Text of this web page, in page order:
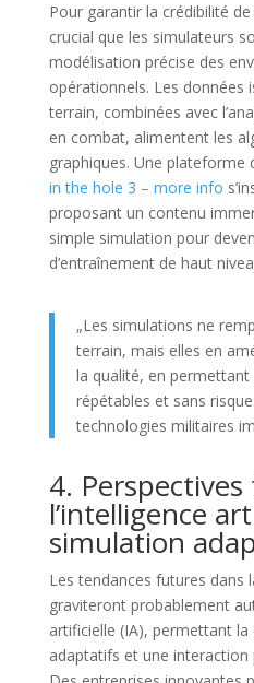
Pour garantir la crédibilité
crucial que les simulateurs
modélisation précise des
opérationnels. Les données
terrain, combinées avec
en combat, alimentent les
graphiques. Une plateforme
in the hole 3 – more info
proposant un contenu
simple simulation pour
d’entraînement de haut
„Les simulations ne
terrain, mais elles en
la qualité, en
répétables et sans
technologies militaires
4.
l’intelligence
simulation
Les tendances futures dans
graviteront probablement
artificielle (IA), permettant
adaptatifs et une interaction